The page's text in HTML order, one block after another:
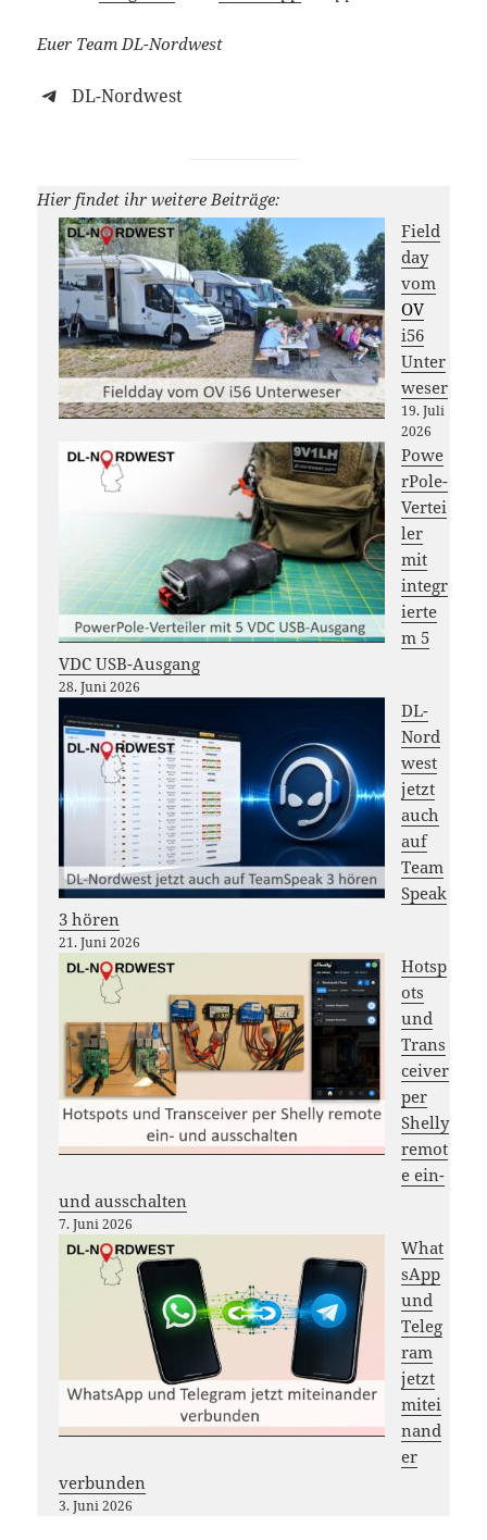
Euer Team DL-Nordwest
DL-Nordwest
Hier findet ihr weitere Beiträge:
Field
day
vom
OV
i56
Unter
weser
19. Juli
2026
Powe
rPole-
Vertei
ler
mit
integr
ierte
m 5
VDC USB-Ausgang
28. Juni 2026
DL-
Nord
west
jetzt
auch
auf
Team
Speak
3 hören
21. Juni 2026
Hotsp
ots
und
Trans
ceiver
per
Shelly
remot
e ein-
und ausschalten
7. Juni 2026
What
sApp
und
Teleg
ram
jetzt
mitei
nand
er
verbunden
3. Juni 2026